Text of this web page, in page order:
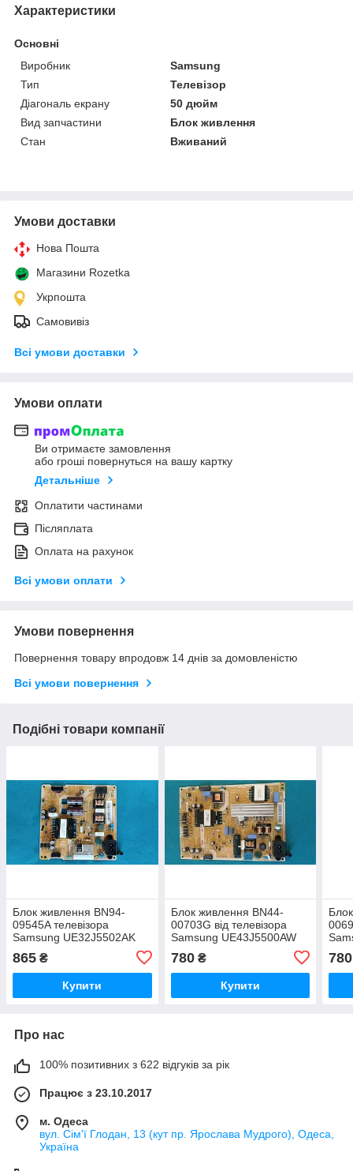
Характеристики
Основні
Виробник
Samsung
Тип
Телевізор
Діагональ екрану
50 дюйм
Вид запчастини
Блок живлення
Стан
Вживаний
Умови доставки
Нова Пошта
Магазини Rozetka
Укрпошта
Самовивіз
Всі умови доставки
Умови оплати
Ви отримаєте замовлення
або гроші повернуться на вашу картку
Детальніше
Оплатити частинами
Післяплата
Оплата на рахунок
Всі умови оплати
Умови повернення
Повернення товару впродовж 14 днів за домовленістю
Всі умови повернення
Подібні товари компанії
Блок живлення BN94-
09545A телевізора
Samsung UE32J5502AK
865 ₴
Купити
Блок живлення BN44-
00703G від телевізора
Samsung UE43J5500AW
780₴
Купити
780
Про нас
100% позитивних з 622 відгуків за рік
Працює з 23.10.2017
м. Одеса
вул. Сім'ї Глодан, 13 (кут пр. Ярослава Мудрого), Одеса,
Україна